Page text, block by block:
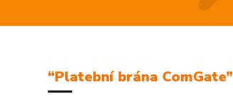
“Platební brána ComGate”